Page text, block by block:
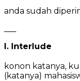
anda sudah
I. Interlude
konon katanya,
(katanya)